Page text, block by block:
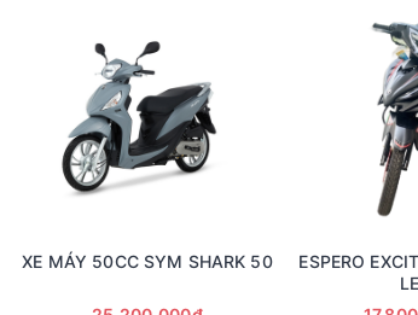
XE MÁY 50CC SYM SHARK 50
ESPERO